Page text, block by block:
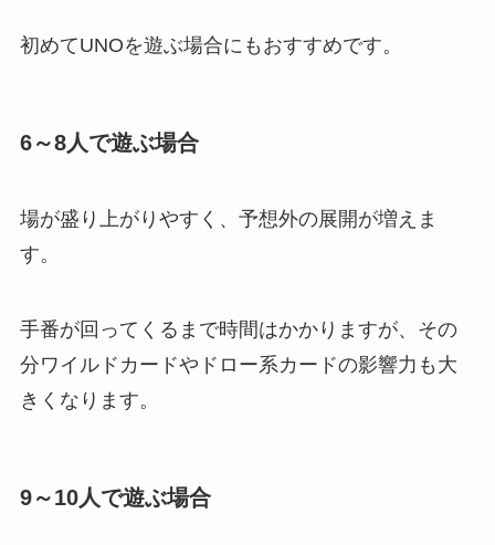
初めてUNOを遊ぶ場合にもおすすめです。
6～8人で遊ぶ場合
場が盛り上がりやすく、予想外の展開が増えま
す。
手番が回ってくるまで時間はかかりますが、その
分ワイルドカードやドロー系カードの影響力も大
きくなります。
9～10人で遊ぶ場合